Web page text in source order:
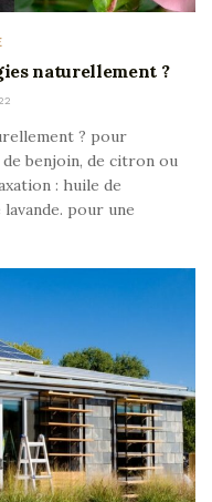
naturellement ?
? pour
benjoin, de citron ou
: huile de
pour une